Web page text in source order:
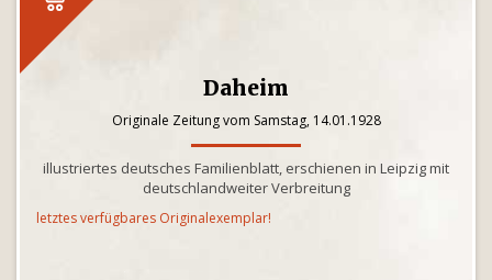
Daheim
Originale Zeitung vom Samstag, 14.01.1928
illustriertes deutsches Familienblatt, erschienen in Leipzig mit
deutschlandweiter Verbreitung
letztes verfügbares Originalexemplar!